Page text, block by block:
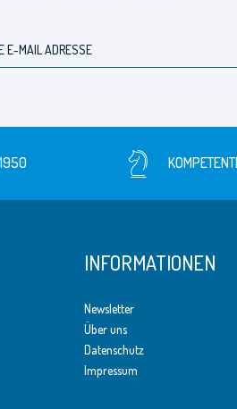
INFORMATIONEN
Newsletter
Über uns
Datenschutz
Impressum